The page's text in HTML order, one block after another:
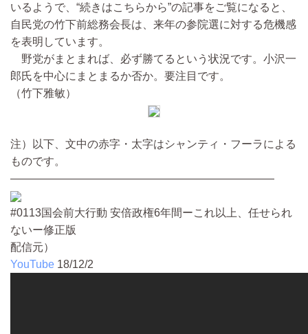
いるようで、“続きはこちらから”の記事をご覧になると、
自民党の竹下前総務会長は、来年の参院選に対する危機感
を表明しています。
野党がまとまれば、必ず勝てるという状況です。小沢一
郎氏を中心にまとまるか否か。要注目です。
（竹下雅敏）
注）以下、文中の赤字・太字はシャンティ・フーラによる
ものです。
————————————————————————
#0113国会前大行動 安倍政権6年間ーこれ以上、任せられ
ないー修正版
配信元）
YouTube 18/12/2